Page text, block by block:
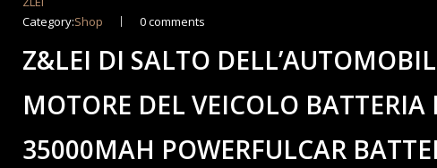
Category:Shop 0 comments
Z&LEI DI SALTO
MOTORE DEL VEICOLO
35000MAH POWERFULCAR